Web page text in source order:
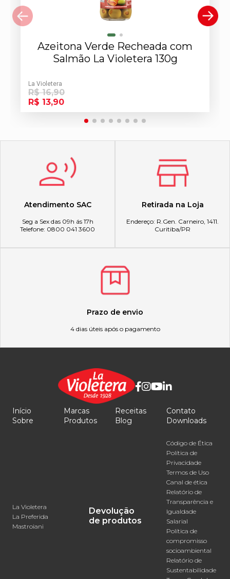
Azeitona Verde Recheada com
Salmão La Violetera 130g
La Violetera
R$ 16,90
R$ 13,90
Atendimento SAC
Seg a Sex das 09h ás 17h
Telefone: 0800 041 3600
Retirada na Loja
Endereço: R.Gen. Carneiro, 1411.
Curitiba/PR
Prazo de envio
4 dias úteis após o pagamento
Início
Sobre
Marcas
Produtos
Receitas
Blog
Contato
Downloads
La Violetera
La Preferida
Mastroiani
Devolução
de produtos
Código de Ética
Política de
Privacidade
Termos de Uso
Canal de ética
Relatório de
Transparência e
Igualdade
Salarial
Política de
compromisso
socioambiental
Relatório de
Sustentabilidade